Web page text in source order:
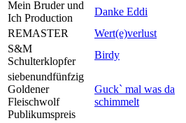
Mein Bruder und
Ich Production
Danke Eddi
REMASTER
Wert(e)verlust
S&M
Schulterklopfer
Birdy
siebenundfünfzig
Goldener
Fleischwolf
Publikumspreis
Guck` mal was da
schimmelt